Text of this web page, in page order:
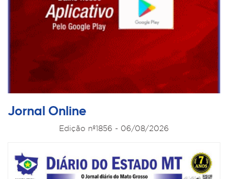
Jornal Online
Edição nº1856 - 06/08/2026